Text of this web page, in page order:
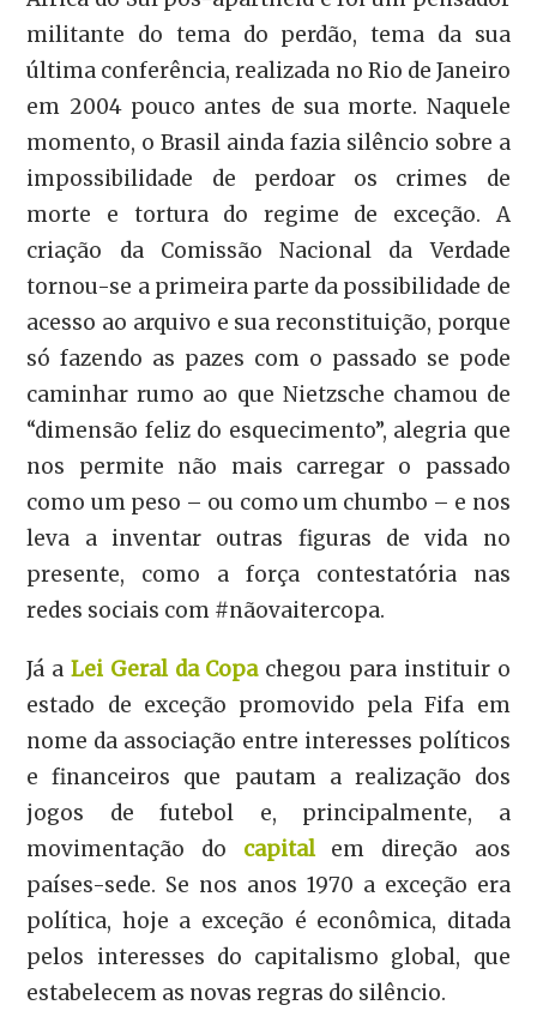
militante do tema do perdão, tema da sua
última conferência, realizada no Rio de Janeiro
em 2004 pouco antes de sua morte. Naquele
momento, o Brasil ainda fazia silêncio sobre a
impossibilidade de perdoar os crimes de
morte e tortura do regime de exceção. A
criação da Comissão Nacional da Verdade
tornou-se a primeira parte da possibilidade de
acesso ao arquivo e sua reconstituição, porque
só fazendo as pazes com o passado se pode
caminhar rumo ao que Nietzsche chamou de
“dimensão feliz do esquecimento”, alegria que
nos permite não mais carregar o passado
como um peso – ou como um chumbo – e nos
leva a inventar outras figuras de vida no
presente, como a força contestatória nas
redes sociais com #nãovaitercopa.
Já aLei Geral da Copachegou para instituir o
estado de exceção promovido pela Fifa em
nome da associação entre interesses políticos
e financeiros que pautam a realização dos
jogos de futebol e, principalmente, a
movimentação do capitalem direção aos
países-sede. Se nos anos 1970 a exceção era
política, hoje a exceção é econômica, ditada
pelos interesses do capitalismo global, que
estabelecem as novas regras do silêncio.